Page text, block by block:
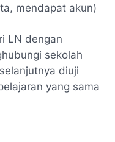
mendapat akun)
LN dengan
sekolah
diuji
yang sama